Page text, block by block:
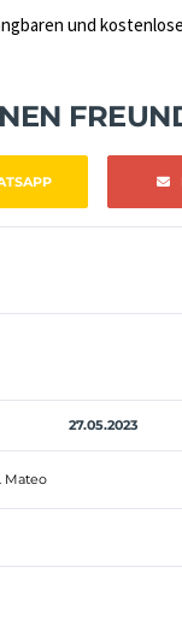
und
27.05.2023
Mateo